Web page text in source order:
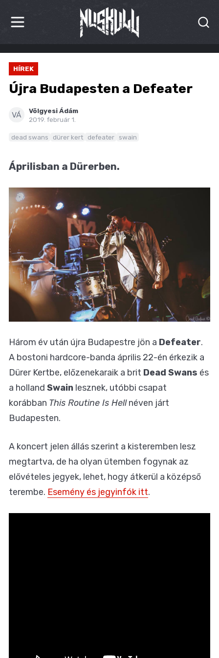
HÍREK
KRITIKÁK
INTERJÚK
KULT
MÁSVILÁG
BLOG
HÍREK
Újra Budapesten a Defeater
VÁ
Völgyesi Ádám
2019. február 1.
dead swans dürer kert defeater swain
Áprilisban a Dürerben.
Három év után újra Budapestre jön a Defeater.
A bostoni hardcore-banda április 22-én érkezik a
Dürer Kertbe, előzenekaraik a brit Dead Swans és
a holland Swain lesznek, utóbbi csapat
korábban This Routine Is Hellnéven járt
Budapesten.
A koncert jelen állás szerint a kisteremben lesz
megtartva, de ha olyan ütemben fogynak az
elővételes jegyek, lehet, hogy átkerül a középső
terembe. Esemény és jegyinfók itt.